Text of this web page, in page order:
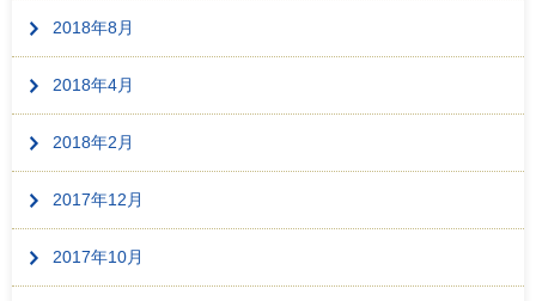
2018年8月
2018年4月
2018年2月
2017年12月
2017年10月